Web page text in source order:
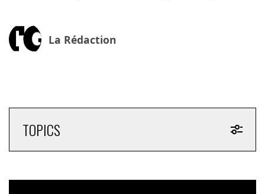
La Rédaction
TOPICS